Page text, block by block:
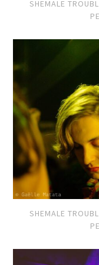
SHEMALE
SHEMALE